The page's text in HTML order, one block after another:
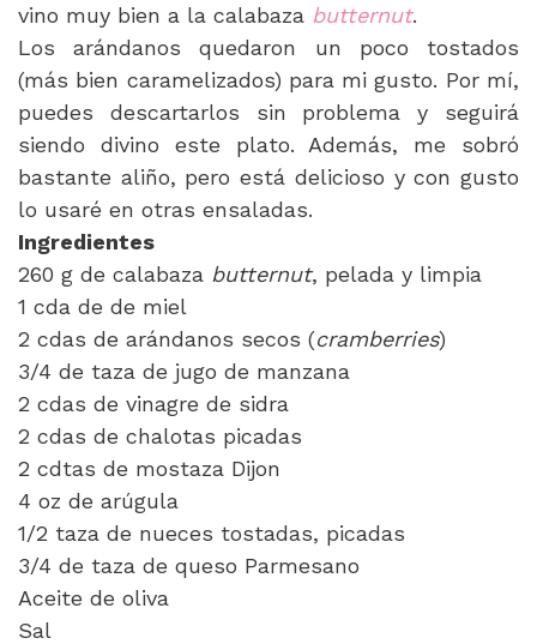
vino muy bien a la calabaza butternut.
Los arándanos quedaron un poco tostados
(más bien caramelizados) para mi gusto. Por mí,
puedes descartarlos sin problema y seguirá
siendo divino este plato. Además, me sobró
bastante aliño, pero está delicioso y con gusto
lo usaré en otras ensaladas.
Ingredientes
260 g de calabaza butternut, pelada y limpia
1 cda de de miel
2 cdas de arándanos secos (cramberries)
3/4 de taza de jugo de manzana
2 cdas de vinagre de sidra
2 cdas de chalotas picadas
2 cdtas de mostaza Dijon
4 oz de arúgula
1/2 taza de nueces tostadas, picadas
3/4 de taza de queso Parmesano
Aceite de oliva
Sal